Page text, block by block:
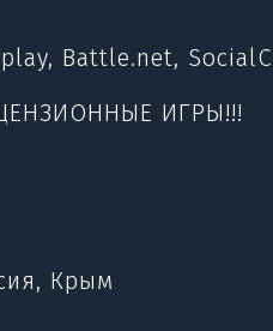
Battle.net,
ИГРЫ!!!
Крым